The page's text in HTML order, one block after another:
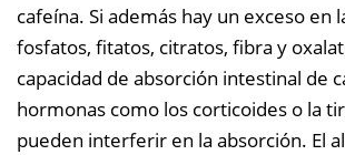
cafeína. Si además hay un exceso en
fosfatos, fitatos, citratos, fibra y
capacidad de absorción intestinal de
hormonas como los corticoides o la
pueden interferir en la absorción. El